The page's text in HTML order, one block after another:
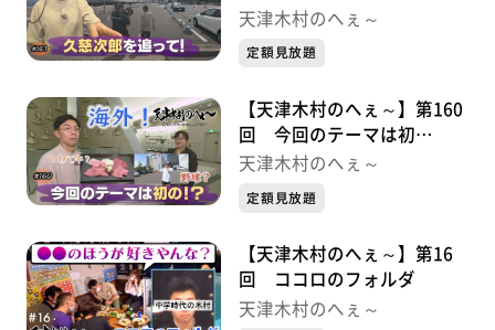
て・・・・・久慈次郎シリー
天津木村のへぇ～
定額見放題
【天津木村のへぇ～】第160
回 今回のテーマは初
の！？・・・・・久慈次郎シ
天津木村のへぇ～
定額見放題
【天津木村のへぇ～】第16
回 ココロのフォルダ
天津木村のへぇ～